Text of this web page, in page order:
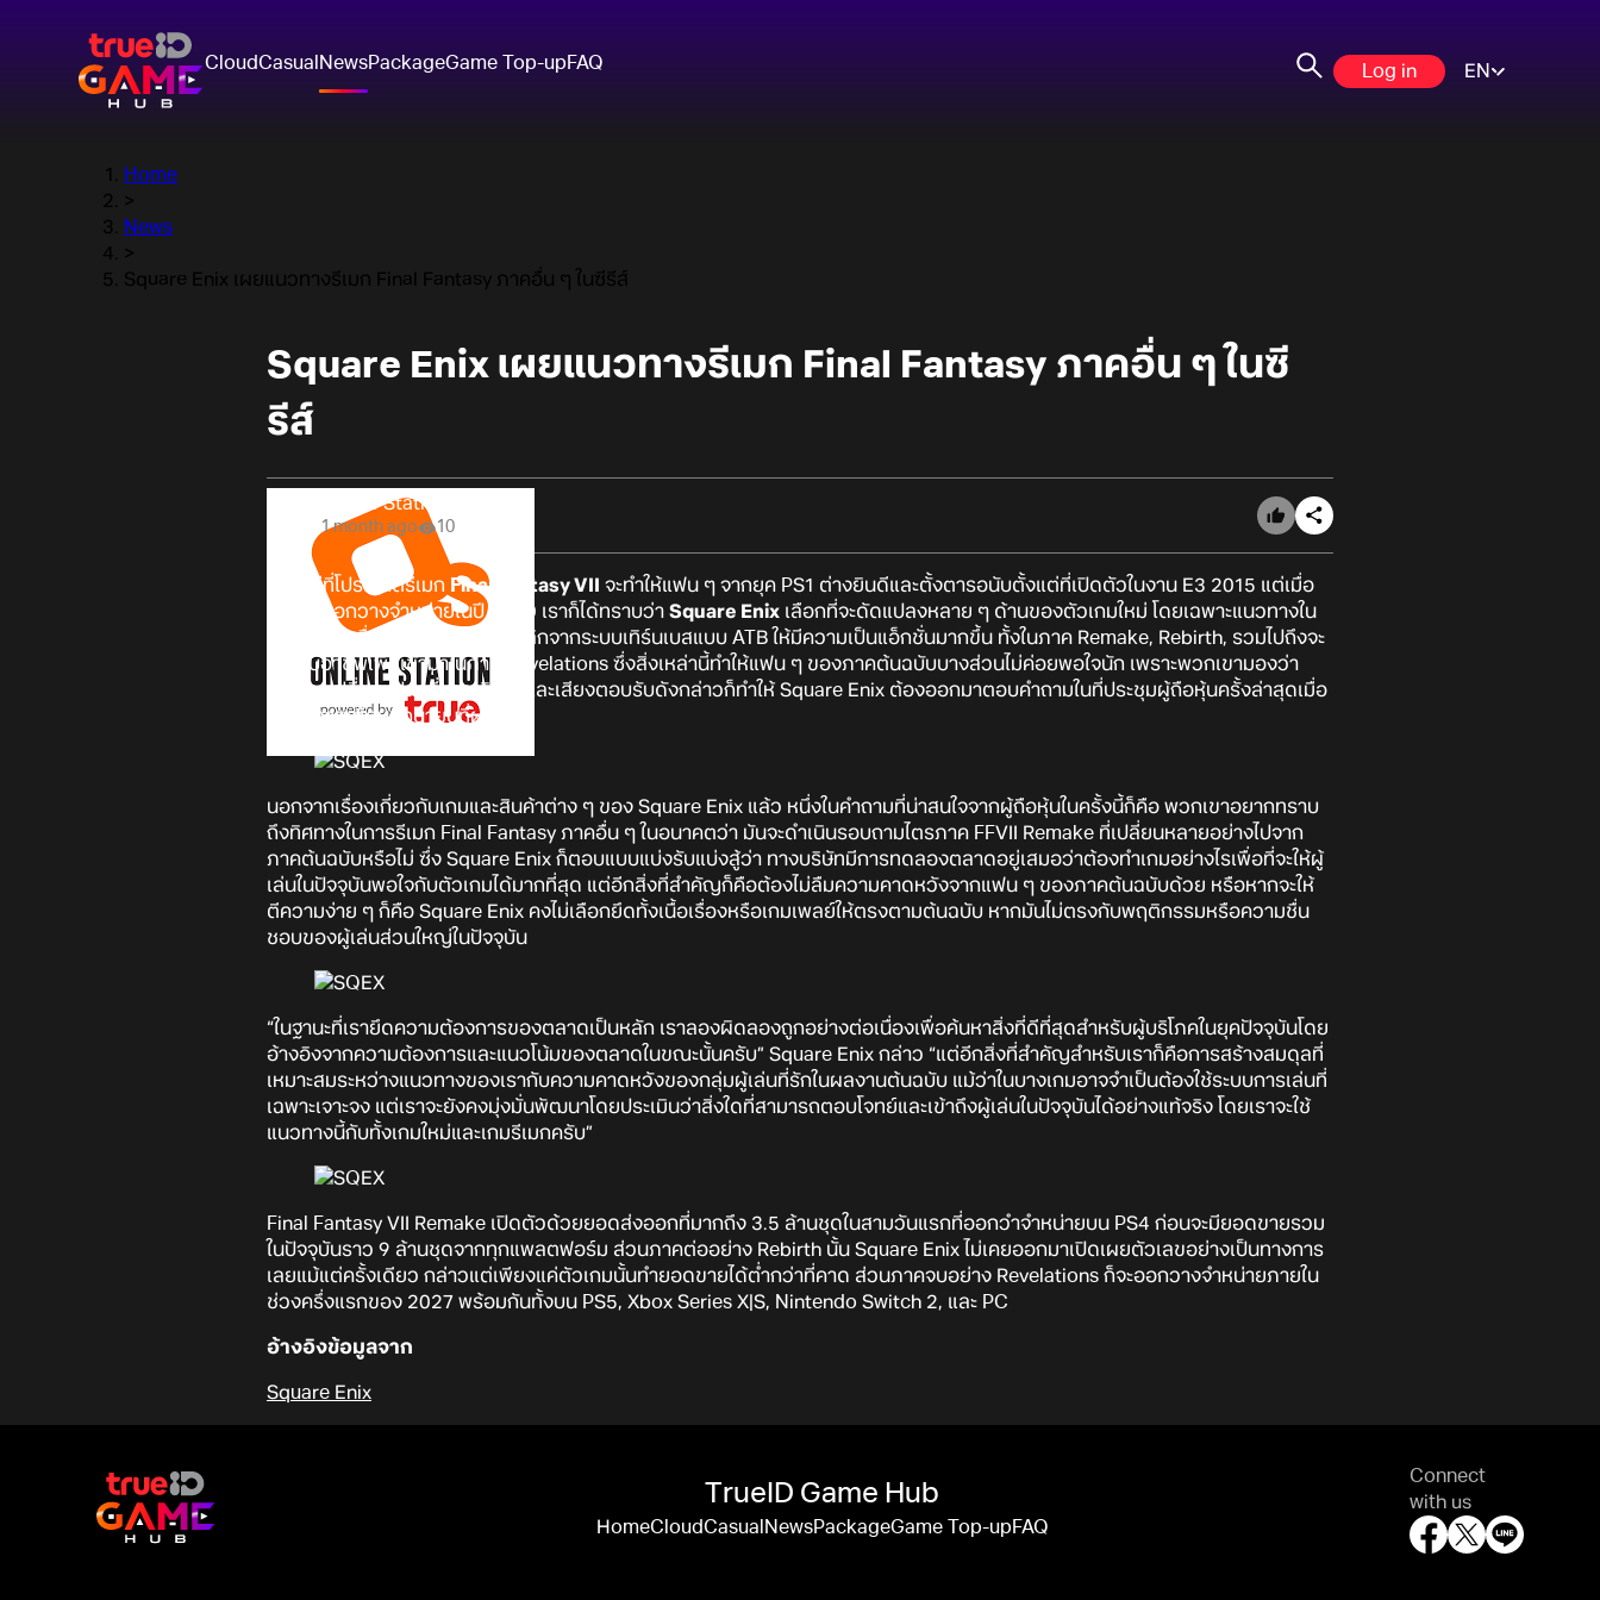
CloudCasual NewsPackageGame Top-upFAQ Log in EN
Home
>
News
>
Square Enix เผยแนวทางรีเมก Final Fantasy ภาคอื่น ๆ ในซีรีส์
Square Enix เผยแนวทางรีเมก Final Fantasy ภาคอื่น ๆ ในซี
รีส์
Online Station
1 month ago 10
จริงอยู่ที่โปรเจกต์รีเมก Final Fantasy VII
จะทำให้แฟน ๆ จากยุค PS1 ต่างยินดีและตั้งตารอนับตั้งแต่ที่เปิดตัวในงาน E3 2015 แต่เมื่อ
ตัวเกมออกวางจำหน่ายในปี 2020 เราก็ได้ทราบว่า Square Enix เลือกที่จะดัดแปลงหลาย ๆ ด้านของตัวเกมใหม่ โดยเฉพาะแนวทางใน
การดำเนินเรื่องและเกมเพลย์ ที่พลิกจากระบบเทิร์นเบสแบบ ATB ให้มีความเป็นแอ็กชั่นมากขึ้น ทั้งในภาค Remake, Rebirth, รวมไปถึงจะ
มีระบบอาชีพเพิ่มเข้ามาในภาค Revelations ซึ่งสิ่งเหล่านี้ทำให้แฟน ๆ ของภาคต้นฉบับบางส่วนไม่ค่อยพอใจนัก เพราะพวกเขามองว่า
เป็นการเปลี่ยนแปลงที่มากเกินไป และเสียงตอบรับดังกล่าวก็ทำให้ Square Enix ต้องออกมาตอบคำถามในที่ประชุมผู้ถือหุ้นครั้งล่าสุดเมื่อ
ช่วงปลายเดือนมิถุนายนที่ผ่านมา
นอกจากเรื่องเกี่ยวกับเกมและสินค้าต่าง ๆ ของ Square Enix แล้ว หนึ่งในคำถามที่น่าสนใจจากผู้ถือหุ้นในครั้งนี้ก็คือ พวกเขาอยากทราบ
ถึงทิศทางในการรีเมก Final Fantasy ภาคอื่น ๆ ในอนาคตว่า มันจะดำเนินรอบถามไตรภาค FFVII Remake ที่เปลี่ยนหลายอย่างไปจาก
ภาคต้นฉบับหรือไม่ ซึ่ง Square Enix ก็ตอบแบบแบ่งรับแบ่งสู้ว่า ทางบริษัทมีการทดลองตลาดอยู่เสมอว่าต้องทำเกมอย่างไรเพื่อที่จะให้ผู้
เล่นในปัจจุบันพอใจกับตัวเกมได้มากที่สุด แต่อีกสิ่งที่สำคัญก็คือต้องไม่ลืมความคาดหวังจากแฟน ๆ ของภาคต้นฉบับด้วย หรือหากจะให้
ตีความง่าย ๆ ก็คือ Square Enix คงไม่เลือกยึดทั้งเนื้อเรื่องหรือเกมเพลย์ให้ตรงตามต้นฉบับ หากมันไม่ตรงกับพฤติกรรมหรือความชื่น
ชอบของผู้เล่นส่วนใหญ่ในปัจจุบัน
“ในฐานะที่เรายึดความต้องการของตลาดเป็นหลัก เราลองผิดลองถูกอย่างต่อเนื่องเพื่อค้นหาสิ่งที่ดีที่สุดสำหรับผู้บริโภคในยุคปัจจุบันโดย
อ้างอิงจากความต้องการและแนวโน้มของตลาดในขณะนั้นครับ” Square Enix กล่าว “แต่อีกสิ่งที่สำคัญสำหรับเราก็คือการสร้างสมดุลที่
เหมาะสมระหว่างแนวทางของเรากับความคาดหวังของกลุ่มผู้เล่นที่รักในผลงานต้นฉบับ แม้ว่าในบางเกมอาจจำเป็นต้องใช้ระบบการเล่นที่
เฉพาะเจาะจง แต่เราจะยังคงมุ่งมั่นพัฒนาโดยประเมินว่าสิ่งใดที่สามารถตอบโจทย์และเข้าถึงผู้เล่นในปัจจุบันได้อย่างแท้จริง โดยเราจะใช้
แนวทางนี้กับทั้งเกมใหม่และเกมรีเมกครับ”
Final Fantasy VII Remake เปิดตัวด้วยยอดส่งออกที่มากถึง 3.5 ล้านชุดในสามวันแรกที่ออกวำจำหน่ายบน PS4 ก่อนจะมียอดขายรวม
ในปัจจุบันราว 9 ล้านชุดจากทุกแพลตฟอร์ม ส่วนภาคต่ออย่าง Rebirth นั้น Square Enix ไม่เคยออกมาเปิดเผยตัวเลขอย่างเป็นทางการ
เลยแม้แต่ครั้งเดียว กล่าวแต่เพียงแค่ตัวเกมนั้นทำยอดขายได้ต่ำกว่าที่คาด ส่วนภาคจบอย่าง Revelations ก็จะออกวางจำหน่ายภายใน
ช่วงครึ่งแรกของ 2027 พร้อมกันทั้งบน PS5, Xbox Series X|S, Nintendo Switch 2, และ PC
อ้างอิงข้อมูลจาก
Square Enix
TrueID Game Hub
HomeCloudCasual NewsPackageGame Top-upFAQ
Connect
with us